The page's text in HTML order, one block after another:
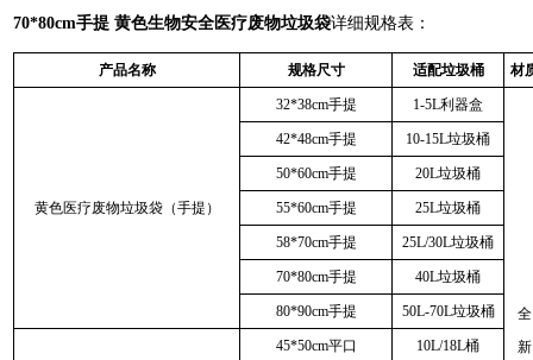
70*80cm手提 黄色生物安全医疗废物垃圾袋详细规格表：
产品名称 规格尺寸 适配垃圾桶 材
黄色医疗废物垃圾袋（手提）
32*38cm手提 1-5L利器盒
全
新
42*48cm手提 10-15L垃圾桶
50*60cm手提 20L垃圾桶
55*60cm手提 25L垃圾桶
58*70cm手提 25L/30L垃圾桶
70*80cm手提 40L垃圾桶
80*90cm手提 50L-70L垃圾桶
45*50cm平口 10L/18L桶